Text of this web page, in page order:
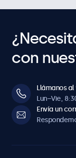
con
Llámanos al
Lun–Vie,
Envía un